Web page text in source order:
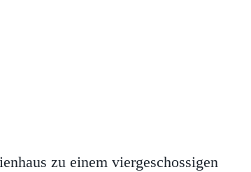
zu einem viergeschossigen